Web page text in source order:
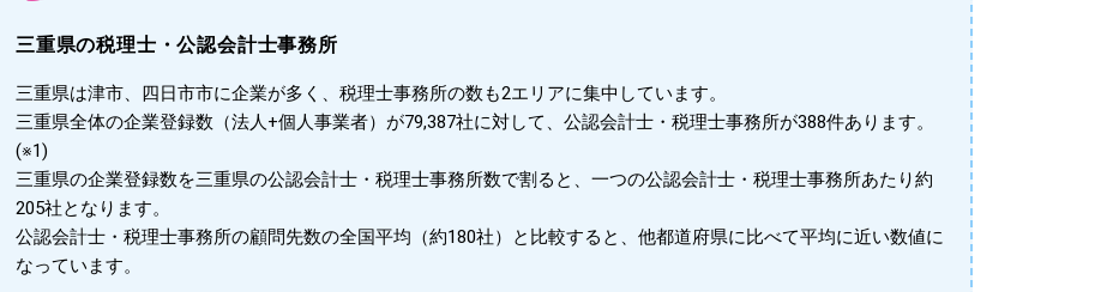
三重県の税理士・公認会計士事務所
三重県は津市、四日市市に企業が多く、税理士事務所の数も2エリアに集中しています。
三重県全体の企業登録数（法人+個人事業者）が79,387社に対して、公認会計士・税理士事務所が388件あります。
(※1)
三重県の企業登録数を三重県の公認会計士・税理士事務所数で割ると、一つの公認会計士・税理士事務所あたり約
205社となります。
公認会計士・税理士事務所の顧問先数の全国平均（約180社）と比較すると、他都道府県に比べて平均に近い数値に
なっています。